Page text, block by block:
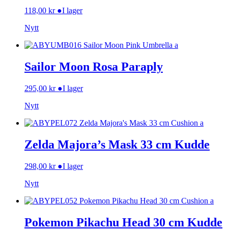
118,00 kr ●I lager
Nytt
Sailor Moon Rosa Paraply
295,00 kr ●I lager
Nytt
Zelda Majora’s Mask 33 cm Kudde
298,00 kr ●I lager
Nytt
Pokemon Pikachu Head 30 cm Kudde